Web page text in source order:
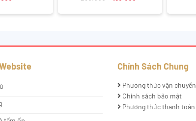
Chính Sách Chung
Phương thức vận chuyển
Chính sách bảo mật
Phương thức thanh toán